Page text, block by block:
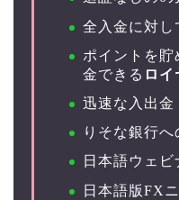
全入金に対し
ポイントを貯
金できる ロ
迅速な入出金
りそな銀行へ
日本語ウェビ
日本語版FX